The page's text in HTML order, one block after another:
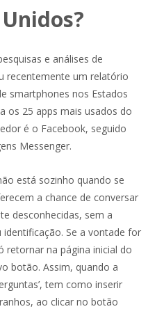
e análises de
recentemente um relatório
smartphones nos Estados
os 25 apps mais usados do
é o Facebook, seguido
Messenger.
está sozinho quando se
a chance de conversar
desconhecidas, sem a
Se a vontade for
retornar na página inicial do
botão. Assim, quando a
tem como inserir
ao clicar no botão